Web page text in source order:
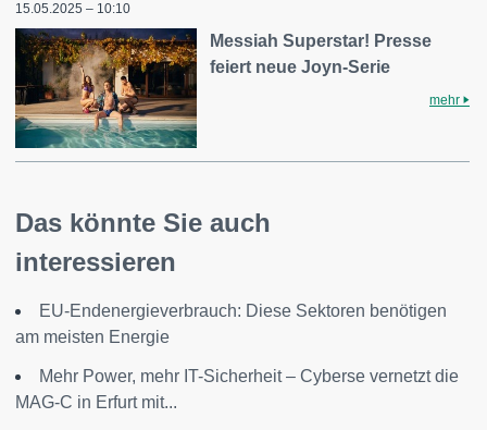
15.05.2025 – 10:10
Messiah Superstar! Presse
feiert neue Joyn-Serie
mehr
Das könnte Sie auch
interessieren
EU-Endenergieverbrauch: Diese Sektoren benötigen
am meisten Energie
Mehr Power, mehr IT-Sicherheit – Cyberse vernetzt die
MAG-C in Erfurt mit...